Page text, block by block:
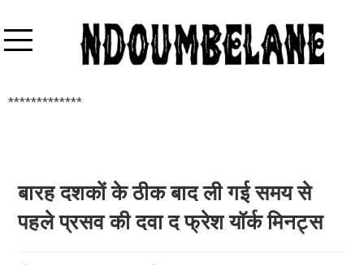
*************
बारह दशकों के ठीक बाद ली गई समय से
पहले प्रसव की दवा द फ्रेश यॉर्क मिनट्स